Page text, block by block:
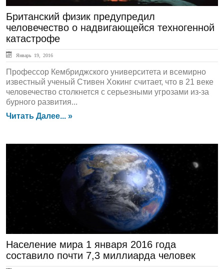
Британский физик предупредил
человечество о надвигающейся техногенной
катастрофе
Январь 19, 2016
Профессор Кембриджского университета и всемирно
известный ученый Стивен Хокинг считает, что в 21 веке
человечество столкнется с серьезными угрозами из-за
бурного развития...
Читать Далее... »
ЛЕНТА НОВОСТЕЙ
Население мира 1 января 2016 года
составило почти 7,3 миллиарда человек